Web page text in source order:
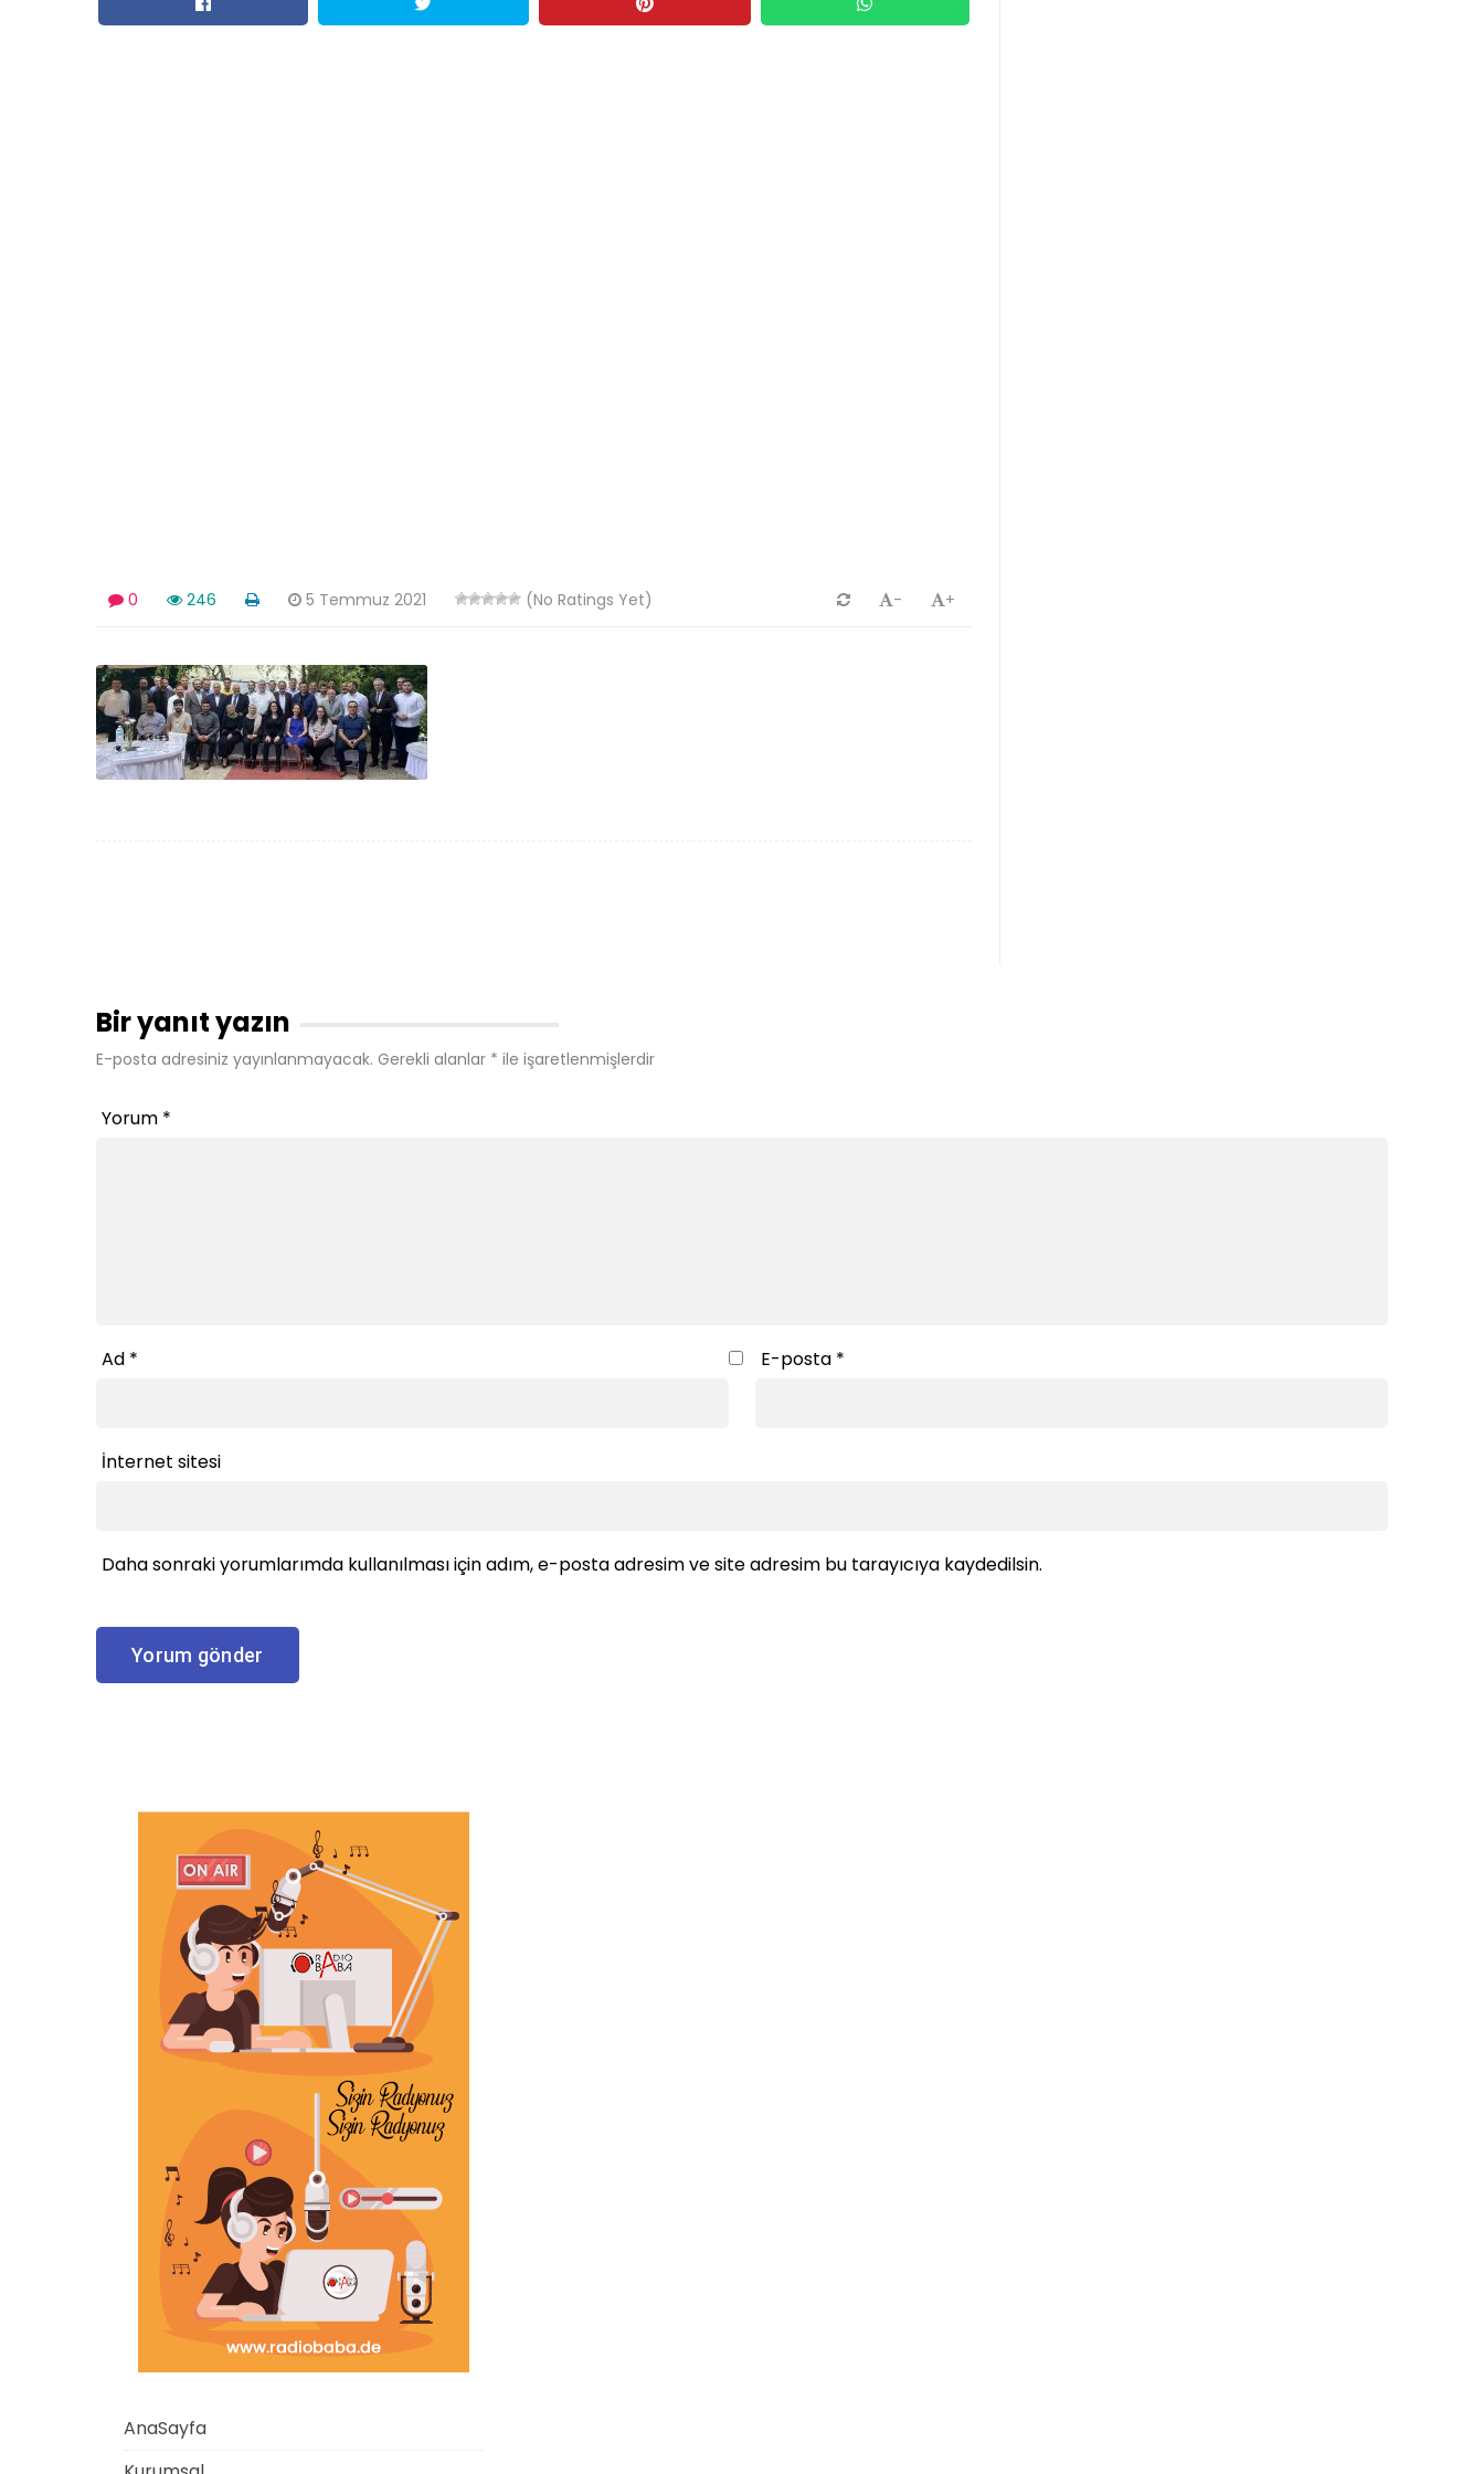
0 246 5 Temmuz 2021 (No Ratings Yet) +
-
Bir yanıt yazın
E-posta adresiniz yayınlanmayacak. Gerekli alanlar * ile işaretlenmişlerdir
Yorum *
Ad * E-posta *
İnternet sitesi
Daha sonraki yorumlarımda kullanılması için adım, e-posta adresim ve site adresim bu tarayıcıya kaydedilsin.
AnaSayfa